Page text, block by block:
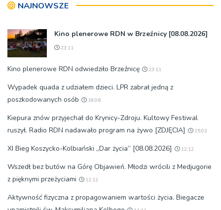
NAJNOWSZE
Kino plenerowe RDN w Brzeźnicy [08.08.2026]
23:11
Kino plenerowe RDN odwiedziło Brzeźnicę 23:11
Wypadek quada z udziałem dzieci. LPR zabrał jedną z
poszkodowanych osób
18:06
Kiepura znów przyjechał do Krynicy-Zdroju. Kultowy Festiwal
ruszył. Radio RDN nadawało program na żywo [ZDJĘCIA]
15:03
XI Bieg Koszycko-Kolbiański „Dar życia” [08.08.2026] 12:12
Wszedł bez butów na Górę Objawień. Młodzi wrócili z Medjugorie
z pięknymi przeżyciami
12:12
Aktywność fizyczna z propagowaniem wartości życia. Biegacze